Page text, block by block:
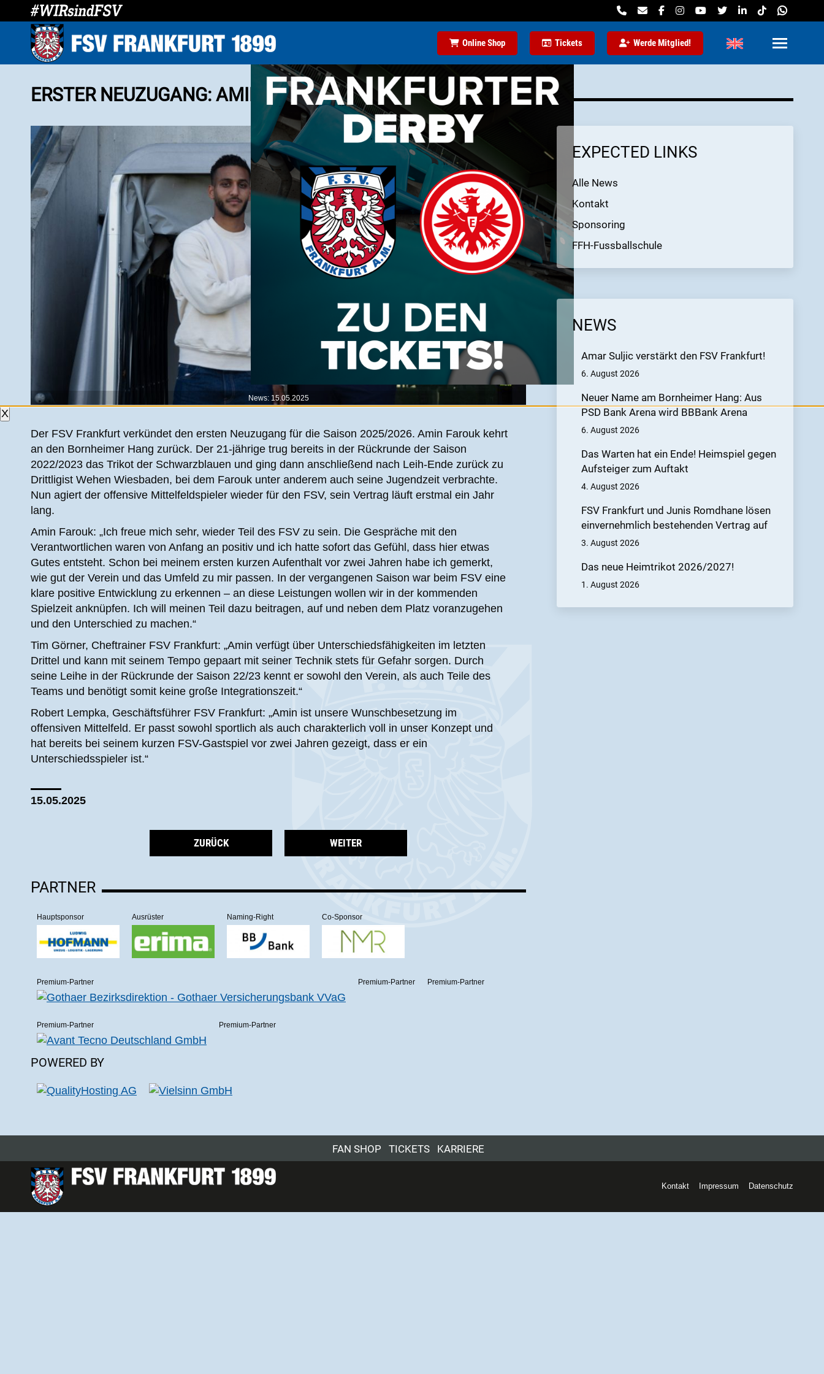
Online Shop Tickets Werde Mitglied!
ERSTER NEUZUGANG: AMIN FAROUK KEHRT ZUM FSV ZURÜCK
News: 15.05.2025
Der FSV Frankfurt verkündet den ersten Neuzugang für die Saison 2025/2026. Amin Farouk kehrt
an den Bornheimer Hang zurück. Der 21-jährige trug bereits in der Rückrunde der Saison
2022/2023 das Trikot der Schwarzblauen und ging dann anschließend nach Leih-Ende zurück zu
Drittligist Wehen Wiesbaden, bei dem Farouk unter anderem auch seine Jugendzeit verbrachte.
Nun agiert der offensive Mittelfeldspieler wieder für den FSV, sein Vertrag läuft erstmal ein Jahr
lang.
Amin Farouk: „Ich freue mich sehr, wieder Teil des FSV zu sein. Die Gespräche mit den
Verantwortlichen waren von Anfang an positiv und ich hatte sofort das Gefühl, dass hier etwas
Gutes entsteht. Schon bei meinem ersten kurzen Aufenthalt vor zwei Jahren habe ich gemerkt,
wie gut der Verein und das Umfeld zu mir passen. In der vergangenen Saison war beim FSV eine
klare positive Entwicklung zu erkennen – an diese Leistungen wollen wir in der kommenden
Spielzeit anknüpfen. Ich will meinen Teil dazu beitragen, auf und neben dem Platz voranzugehen
und den Unterschied zu machen.“
Tim Görner, Cheftrainer FSV Frankfurt: „Amin verfügt über Unterschiedsfähigkeiten im letzten
Drittel und kann mit seinem Tempo gepaart mit seiner Technik stets für Gefahr sorgen. Durch
seine Leihe in der Rückrunde der Saison 22/23 kennt er sowohl den Verein, als auch Teile des
Teams und benötigt somit keine große Integrationszeit.“
Robert Lempka, Geschäftsführer FSV Frankfurt: „Amin ist unsere Wunschbesetzung im
offensiven Mittelfeld. Er passt sowohl sportlich als auch charakterlich voll in unser Konzept und
hat bereits bei seinem kurzen FSV-Gastspiel vor zwei Jahren gezeigt, dass er ein
Unterschiedsspieler ist.“
15.05.2025
ZURÜCK WEITER
PARTNER
Hauptsponsor Ausrüster Naming-Right Co-Sponsor
Premium-Partner Premium-Partner Premium-Partner
Premium-Partner Premium-Partner
POWERED BY
EXPECTED LINKS
Alle News
Kontakt
Sponsoring
FFH-Fussballschule
NEWS
Amar Suljic verstärkt den FSV Frankfurt!
6. August 2026
Neuer Name am Bornheimer Hang: Aus
PSD Bank Arena wird BBBank Arena
6. August 2026
Das Warten hat ein Ende! Heimspiel gegen
Aufsteiger zum Auftakt
4. August 2026
FSV Frankfurt und Junis Romdhane lösen
einvernehmlich bestehenden Vertrag auf
3. August 2026
Das neue Heimtrikot 2026/2027!
1. August 2026
FAN SHOP TICKETS KARRIERE
Kontakt Impressum Datenschutz
X